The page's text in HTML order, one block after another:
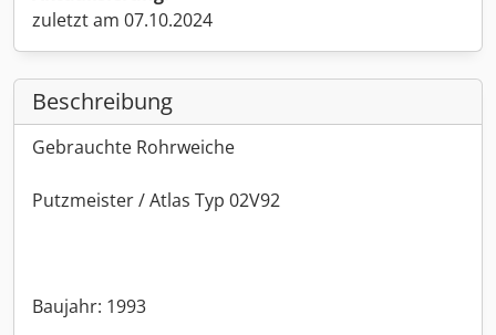
zuletzt am 07.10.2024
Beschreibung
Gebrauchte Rohrweiche
Putzmeister / Atlas Typ 02V92
Baujahr: 1993